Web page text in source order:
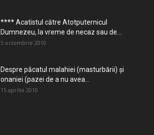
**** Acatistul către Atotputernicul
Dumnezeu, la vreme de necaz sau de...
5 octombrie 2010
Despre păcatul malahiei (masturbării) şi
onaniei (pazei de a nu avea...
15 aprilie 2010